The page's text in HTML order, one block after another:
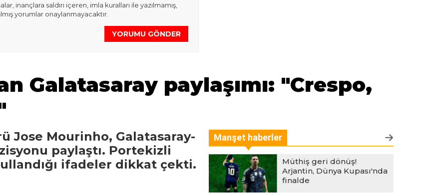
inançlara saldırı içeren, imla kuralları ile yazılmamış,
yorumlar onaylanmayacaktır.
YORUMU GÖNDER
Galatasaray paylaşımı: "Crespo,
Jose Mourinho, Galatasaray-
paylaştı. Portekizli
kullandığı ifadeler dikkat çekti.
Manşet haberler
Müthiş geri dönüş!
Arjantin, Dünya Kupası'nda
finalde